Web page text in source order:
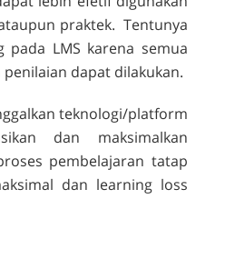
praktek. Tentunya
LMS karena semua
dapat dilakukan.
teknologi/platform
dan maksimalkan
pembelajaran tatap
dan learning loss